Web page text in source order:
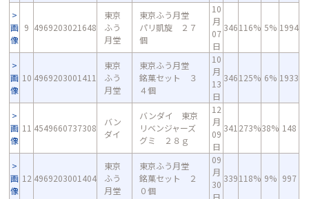
画
像
9 4969203021648
東京
ふう
月堂
東京ふう月堂
パリ凱旋 ２７
個
10
月
07
日
346116% 5% 1994
画
像
10 4969203001411
東京
ふう
月堂
東京ふう月堂
銘菓セット ３
４個
10
月
13
日
346125% 6% 1933
画
像
11 4549660737308
バン
ダイ
バンダイ 東京
リベンジャーズ
グミ ２８ｇ
12
月
09
日
341 273%38% 148
画
像
12 4969203001404
東京
ふう
月堂
東京ふう月堂
銘菓セット ２
０個
09
月
30
日
339118% 9% 997